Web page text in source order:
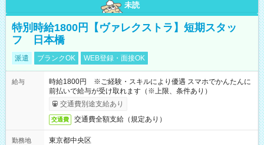
未読
特別時給1800円【ヴァレクストラ】短期スタッ
フ 日本橋
派遣 ブランクOK WEB登録・面接OK
給与
時給1800円 ※ご経験・スキルにより優遇 スマホでかんたんに
前払いで給与が受け取れます（※上限、条件あり）
交通費別途支給あり
交通費 交通費全額支給（規定あり）
勤務地
東京都中央区